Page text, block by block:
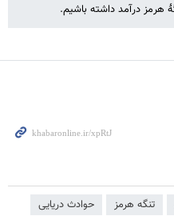
هرمز درآمد داشته باشیم.
تنگه هرمز حوادث دریایی